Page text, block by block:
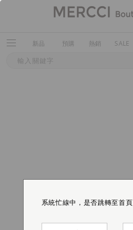
新品 預購 熱銷 SALE
系統忙線中，是否跳轉至首頁
系統忙線中，是否跳轉至首頁
系統忙線中，是否跳轉至首頁
系統忙線中，是否跳轉至首頁
系統忙線中，是否跳轉至首頁